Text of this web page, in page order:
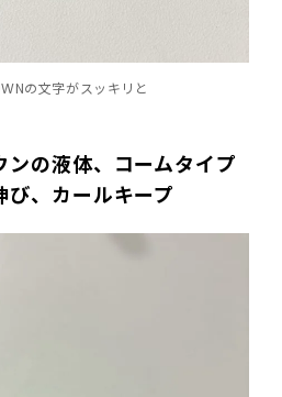
の文字がスッキリと
の液体、コームタイプ
び、カールキープ